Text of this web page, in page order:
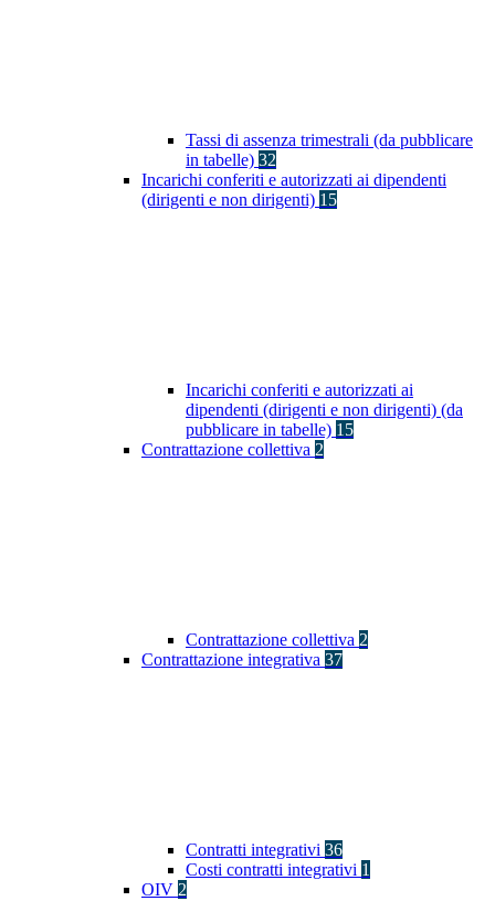
Tassi di assenza trimestrali (da pubblicare
in tabelle) 32
Incarichi conferiti e autorizzati ai dipendenti
(dirigenti e non dirigenti) 15
Incarichi conferiti e autorizzati ai
dipendenti (dirigenti e non dirigenti) (da
pubblicare in tabelle) 15
Contrattazione collettiva 2
Contrattazione collettiva 2
Contrattazione integrativa 37
Contratti integrativi 36
Costi contratti integrativi 1
OIV 2